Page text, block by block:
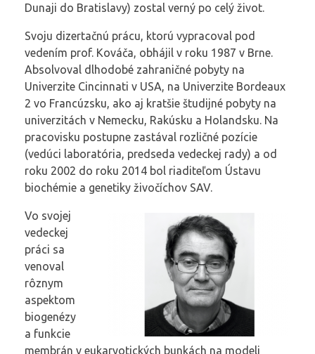
Dunaji do Bratislavy) zostal verný po celý život.
Svoju dizertačnú prácu, ktorú vypracoval pod
vedením prof. Kováča, obhájil v roku 1987 v Brne.
Absolvoval dlhodobé zahraničné pobyty na
Univerzite Cincinnati v USA, na Univerzite Bordeaux
2 vo Francúzsku, ako aj kratšie študijné pobyty na
univerzitách v Nemecku, Rakúsku a Holandsku. Na
pracovisku postupne zastával rozličné pozície
(vedúci laboratória, predseda vedeckej rady) a od
roku 2002 do roku 2014 bol riaditeľom Ústavu
biochémie a genetiky živočíchov SAV.
Vo svojej
vedeckej
práci sa
venoval
rôznym
aspektom
biogenézy
a funkcie
membrán v eukaryotických bunkách na modeli